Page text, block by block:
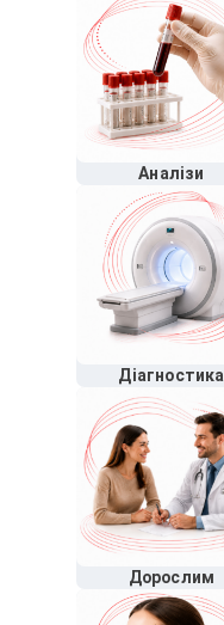
Аналізи
Діагностика
Дорослим